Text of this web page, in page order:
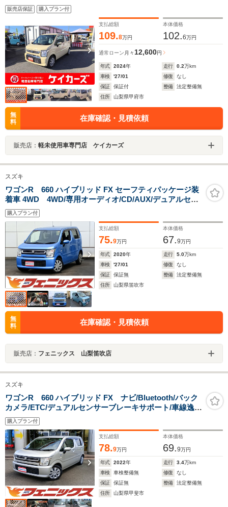
販売店保証 購入プラン付
支払総額
109.8万円
本体価格
102.6万円
通常ローン 月々 12,600円
年式 2024年 走行 0.2万km
車検
'27/01 修復
なし
保証
保証付 整備
法定整備無
住所
山梨県甲府市
無
料
在庫確認・見積依頼
販売店： 軽未使用車専門店 ケイカーズ
スズキ
ワゴンR 660 ハイブリッド FX セーフティパッケージ装
着車 4WD 4WD/専用オーディオ/CD/AUX/デュアルセン
サーブレーキ/オートハイビーム/アイドリングストップ/ヘ
ッドアップディスプレイ/車線逸脱警報/前席シートヒータ
ー/スマートキー/プッシュスタート/
購入プラン付
支払総額
75.9万円
本体価格
67.9万円
年式 2020年 走行 5.0万km
車検
'27/01 修復
なし
保証
保証無 整備
法定整備無
住所
山梨県笛吹市
無
料
在庫確認・見積依頼
販売店： フェニックス 山梨笛吹店
スズキ
ワゴンR 660 ハイブリッド FX ナビ/Bluetooth/バック
カメラ/ETC/デュアルセンサーブレーキサポート/車線逸脱
警報/リヤパーキングセンサー/アイドリングストップ/オー
トライト/シートヒーター/走行3.4万km/試乗OK
購入プラン付
支払総額
78.9万円
本体価格
69.9万円
年式 2022年 走行 3.4万km
車検
車検整備無 修復
なし
保証
保証無 整備
法定整備無
住所
山梨県甲斐市